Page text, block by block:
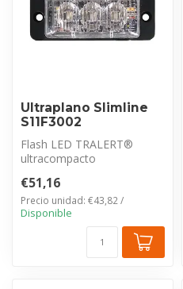
Ultraplano Slimline
S11F3002
Flash LED TRALERT®
ultracompacto
en policarbonato resist...
€51,16
Precio unidad: €43,82 /
Disponible